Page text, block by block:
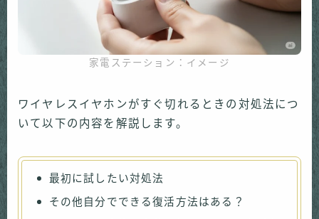
家電ステーション：イメージ
ワイヤレスイヤホンがすぐ切れるときの対処法につ
いて以下の内容を解説します。
最初に試したい対処法
その他自分でできる復活方法はある？